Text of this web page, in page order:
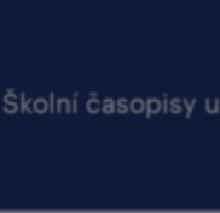
Školní časopisy